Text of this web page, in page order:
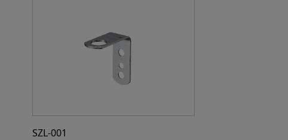
SZL-001